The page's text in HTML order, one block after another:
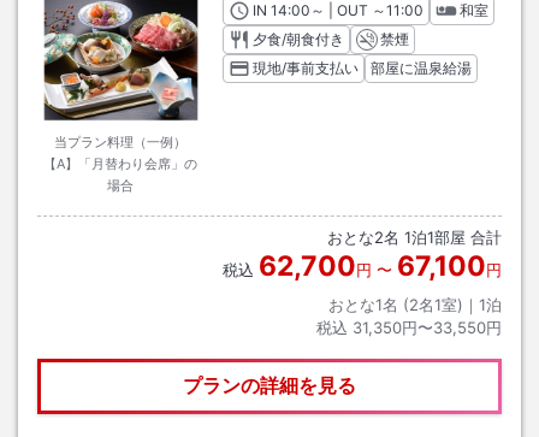
当プラン料理（一例）
【A】「月替わり会席」の
場合
INチェックイン
14:00 ～ | OUT チェックアウト
～11:00
和室
夕食/朝食付き
禁煙
現地/事前支払い
部屋に温泉給湯
おとな2名 1泊1部屋 合計
税込 62,700円 〜 67,100円
おとな1名 (2名1室)｜ 1泊
税込 31,350円〜33,550円
プランの詳細を見る